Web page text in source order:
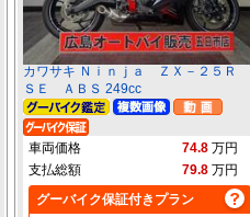
カワサキ Ｎｉｎｊａ ＺＸ－２５Ｒ
ＳＥ ＡＢＳ 249cc
車両価格 74.8 万円
支払総額
79.8 万円
グーバイク保証付きプラン